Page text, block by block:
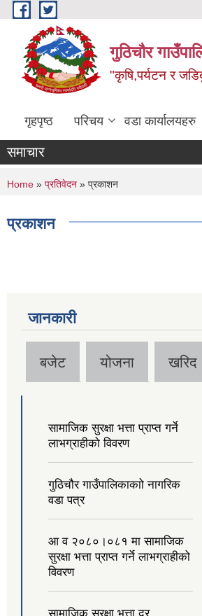
Skip to main content
गुठिचौर
"कृषि,पर्यटन र
गृहपृष्ठ परिचय वडा कार्यालयहरु
समाचार
You are here
Home » प्रतिवेदन » प्रकाशन
प्रकाशन
जानकारी
बजेट योजना खरिद
सामाजिक सुरक्षा भत्ता प्राप्त गर्ने
लाभग्राहीको विवरण
गुठिचौर गाउँपालिकाकाो नागरिक
वडा पत्र
आ व २०८०।०८१ मा सामाजिक
सुरक्षा भत्ता प्राप्त गर्ने लाभग्राहीको
विवरण
सामाजिक सुरक्षा भत्ता दर